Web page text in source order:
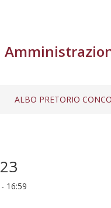
ALBO PRETORIO
16:59